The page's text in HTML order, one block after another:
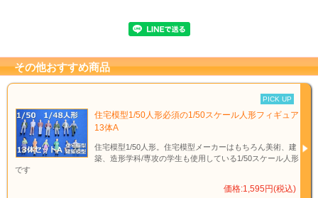
その他おすすめ商品
PICK UP
住宅模型1/50人形必須の1/50スケール人形フィギュア
13体A
住宅模型1/50人形。住宅模型メーカーはもちろん美術、建
築、造形学科/専攻の学生も使用している1/50スケール人形
です
価格:1,595円(税込)